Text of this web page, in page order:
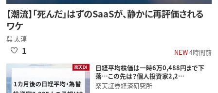
【潮流】「死んだ」はずのSaaSが、静かに再評価される
ワケ
呉 太淳
NEW4時間前
1
日経平均株価は一時6万0,488円まで下
落…この先は？個人投資家2,2…
楽天証券経済研究所